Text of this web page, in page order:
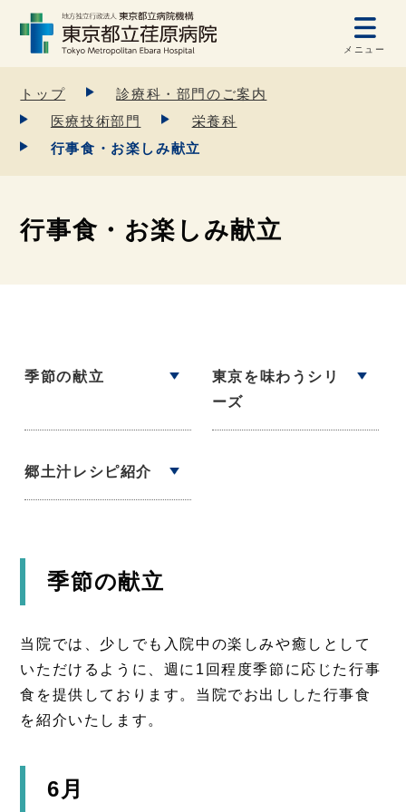
メニュー
トップ
診療科・部門のご案内
医療技術部門
栄養科
行事食・お楽しみ献立
行事食・お楽しみ献立
季節の献立
東京を味わうシリ
ーズ
郷土汁レシピ紹介
季節の献立
当院では、少しでも入院中の楽しみや癒しとして
いただけるように、週に1回程度季節に応じた行事
食を提供しております。当院でお出しした行事食
を紹介いたします。
6月